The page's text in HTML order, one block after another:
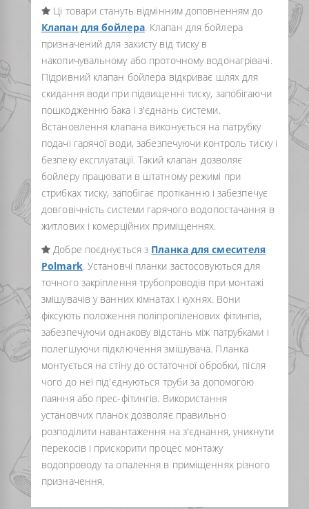
Ці товари стануть відмінним доповненням до
Клапан для бойлера. Клапан для бойлера
призначений для захисту від тиску в
накопичувальному або проточному водонагрівачі.
Підривний клапан бойлера відкриває шлях для
скидання води при підвищенні тиску, запобігаючи
пошкодженню бака і з'єднань системи.
Встановлення клапана виконується на патрубку
подачі гарячої води, забезпечуючи контроль тиску і
безпеку експлуатації. Такий клапан дозволяє
бойлеру працювати в штатному режимі при
стрибках тиску, запобігає протіканню і забезпечує
довговічність системи гарячого водопостачання в
житлових і комерційних приміщеннях.
Добре поєднується з Планка для смесителя
Polmark. Установчі планки застосовуються для
точного закріплення трубопроводів при монтажі
змішувачів у ванних кімнатах і кухнях. Вони
фіксують положення поліпропіленових фітингів,
забезпечуючи однакову відстань між патрубками і
полегшуючи підключення змішувача. Планка
монтується на стіну до остаточної обробки, після
чого до неї під'єднуються труби за допомогою
паяння або прес-фітингів. Використання
установчих планок дозволяє правильно
розподілити навантаження на з'єднання, уникнути
перекосів і прискорити процес монтажу
водопроводу та опалення в приміщеннях різного
призначення.